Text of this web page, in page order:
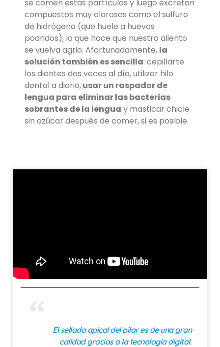
se comen estas partículas y luego excretan
compuestos muy olorosos como el sulfuro
de hidrógeno (que huele a huevos
podridos), lo que hace que nuestro aliento
se vuelva agrio. Afortunadamente, la
solución también es sencilla: cepillarte
los dientes dos veces al día, utilizar hilo
dental a diario,usar un raspador de
lengua para eliminar las bacterias
sobrantes de la lengua y masticar chicle
sin azúcar después de comer, si es posible.
El sellado apical del pilar es de una gran
calidad gracias a la tecnología digital.